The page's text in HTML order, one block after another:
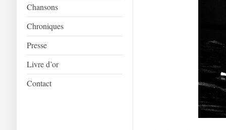
Chansons
Chroniques
Presse
Livre d’or
Contact